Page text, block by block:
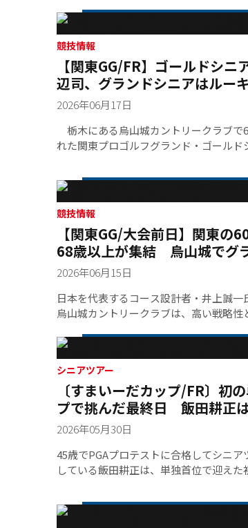
ンガッツ』の計4チームが参加し、6月
日間に渡り、富士カントリー可児クラブ
で中部ディビジョンが開催された。その
『Atta Baby‘s』が中部ディビジョン代表
った。
競技情報
【関東GG/FR】ゴールドシニ
辺司、グランドシニアはルー
が優勝
2026年06月17日
栃木にある烏山城カントリークラブで
れた関東プロゴルフグランド・ゴールド
終ラウンドを唯一のアンダーバー71で
ーク、通算3アンダーで渡辺司（69）が優
のグランドシニアでは先月還暦を迎えた
亨（60）が3バーディ・ノーボギーの69
を7アンダーまで伸ばして、2位の久保勝
藤仁（66）に3打差をつけて完全優勝を
れ優勝賞金35万円が贈られた。ホールイ
として、牧野裕（1ラウンド 11番ホール
（最終ラウンド 11番ホール）に烏山城
3万円が贈呈された。
競技情報
【関東GG/大会前日】関東の
68歳以上が集結 烏山城でグ
ールドシニア開催
2026年06月15日
日本を代表するコース設計者・井上誠一
烏山城カントリークラブは、高い戦略性
ド・ゴールドシニアの舞台となる。1973
「本丸」「二の丸」「三の丸」と名付け
ルで構成。これまでに日本女子オープン
（1975年、2016年、2021年）、日本女
（1985年）、日本プロゴルフ選手権（
年）など数多くの主要大会を開催してき
昨年と今年、PGA最終プロテストの会場
おり、名高いチャンピオンコースとして
る。栃木県にある烏山城カントリークラ
81名のゴールドシニア世代はまだまだ元
丸」のルートで6,253ヤード/パー72で戦
シニアツアー
〔すまいーだカップ/FR〕初
プで挑んだ最終日 飯田耕正
さ"と“学び”を得る
2026年05月30日
45歳でPGAプロテストに合格してシニア
している飯田耕正は、単独首位で迎えた
ギー・1ダブルボギーの「75」とスコア
算8アンダー・9位タイに終わった。緊張